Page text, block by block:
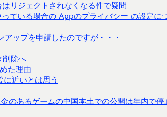
リジェクトされなくなる件で疑問
いる場合の Appのプライバシー の設定につ
ップを申請したのですが・・・
削除へ
た理由
近いとは思う
のあるゲームの中国本土での公開は年内で停